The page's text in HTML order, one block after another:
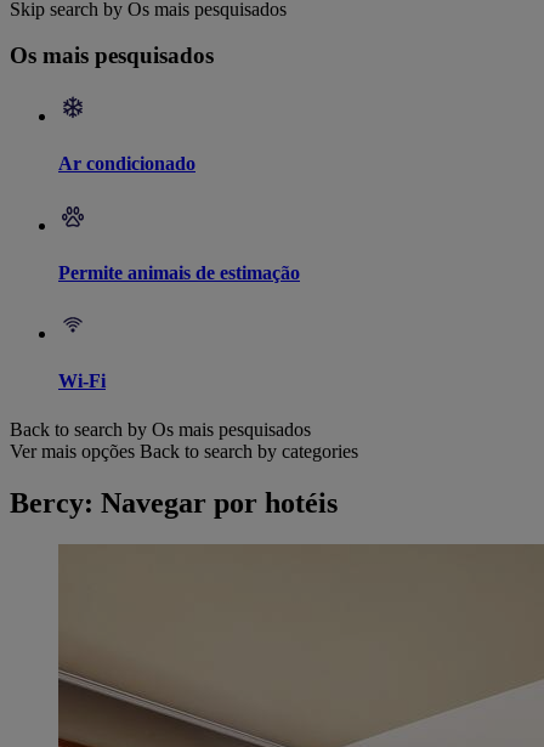
Skip search by Os mais pesquisados
Os mais pesquisados
Ar condicionado
Permite animais de estimação
Wi-Fi
Back to search by Os mais pesquisados
Ver mais opções Back to search by categories
Bercy: Navegar por hotéis